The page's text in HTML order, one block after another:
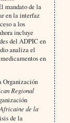
mandato de la
en la interfaz
a los
incluye
del ADPIC en
analiza el
en
Organización
Regional
de la
de la